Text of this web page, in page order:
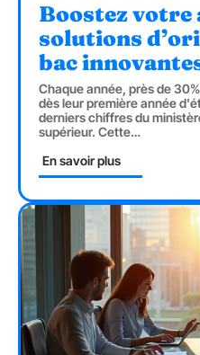
Boostez votre
solutions
bac
Chaque année, près de
dès leur première année
derniers chiffres du
supérieur. Cette…
En savoir plus